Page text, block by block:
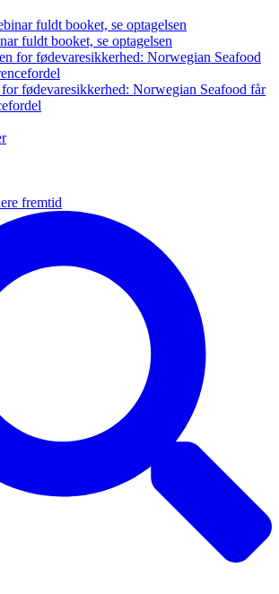
fuldt booket, se optagelsen
fødevaresikkerhed: Norwegian Seafood får
fremtid